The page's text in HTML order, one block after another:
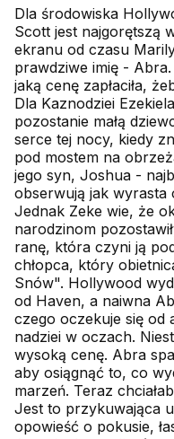
Dla środowiska
Scott jest najgorętszą
ekranu od czasu
prawdziwe imię -
jaką cenę zapłaciła,
Dla Kaznodziei
pozostanie małą
serce tej nocy, kiedy
pod mostem na
jego syn, Joshua -
obserwują jak wyrasta
Jednak Zeke wie, że
narodzinom
ranę, która czyni ją
chłopca, który
Snów". Hollywood
od Haven, a naiwna
czego oczekuje się od
nadziei w oczach.
wysoką cenę. Abra
aby osiągnąć to, co
marzeń. Teraz
Jest to przykuwająca
opowieść o pokusie,